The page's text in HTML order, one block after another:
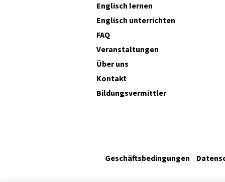
Englisch lernen
Englisch unterrichten
FAQ
Veranstaltungen
Über uns
Kontakt
Bildungsvermittler
Geschäftsbedingungen